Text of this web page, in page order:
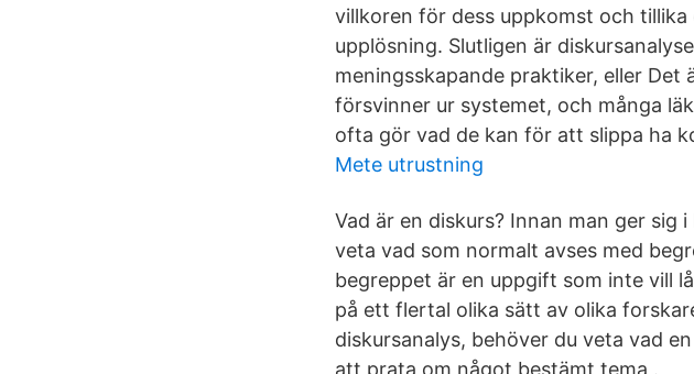
villkoren för dess uppkomst och
upplösning. Slutligen är
meningsskapande praktiker, eller
försvinner ur systemet, och många
ofta gör vad de kan för att slippa ha
Mete utrustning
Vad är en diskurs? Innan man ger
veta vad som normalt avses med
begreppet är en uppgift som inte vill
på ett flertal olika sätt av olika
diskursanalys, behöver du veta vad
att prata om något bestämt tema .